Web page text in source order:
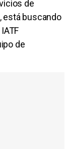
de
está buscando
de